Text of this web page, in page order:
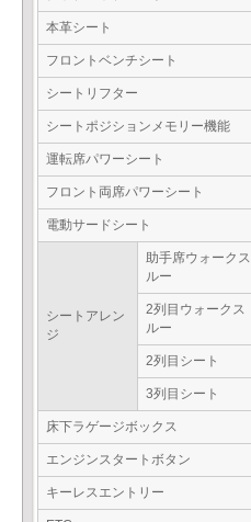
本革シート
フロントベンチシート
シートリフター
シートポジションメモリー機能
運転席パワーシート
フロント両席パワーシート
電動サードシート
シートアレン
ジ
助手席ウォークス
ルー
2列目ウォークス
ルー
2列目シート
3列目シート
床下ラゲージボックス
エンジンスタートボタン
キーレスエントリー